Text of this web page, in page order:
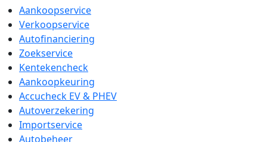
Aankoopservice
Verkoopservice
Autofinanciering
Zoekservice
Kentekencheck
Aankoopkeuring
Accucheck EV & PHEV
Autoverzekering
Importservice
Autobeheer